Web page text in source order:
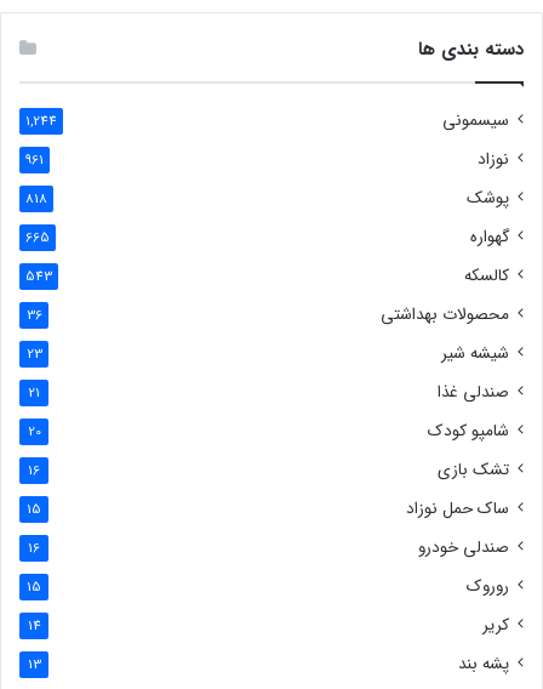
دسته بندی ها
سیسمونی 1,244
نوزاد 961
پوشک 818
گهواره 665
کالسکه 543
محصولات بهداشتی 36
شیشه شیر 23
صندلی غذا 21
شامپو کودک 20
تشک بازی 16
ساک حمل نوزاد 15
صندلی خودرو 16
روروک 15
کریر 14
پشه بند 13